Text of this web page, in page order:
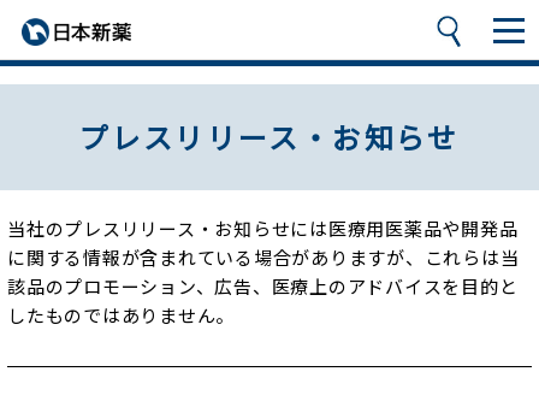
プレスリリース・お知らせ
当社のプレスリリース・お知らせには医療用医薬品や開発品
に関する情報が含まれている場合がありますが、
これらは当
該品のプロモーション、広告、医療上のアドバイスを目的と
したものではありません。